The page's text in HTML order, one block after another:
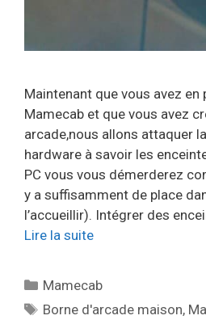
Maintenant que vous avez
Mamecab et que vous avez
arcade,nous allons attaquer
hardware à savoir les
PC vous vous démerderez
y a suffisamment de place
l’accueillir). Intégrer des
Lire la suite
Catégories
Mamecab
Étiquettes
Borne d'arcade maison,